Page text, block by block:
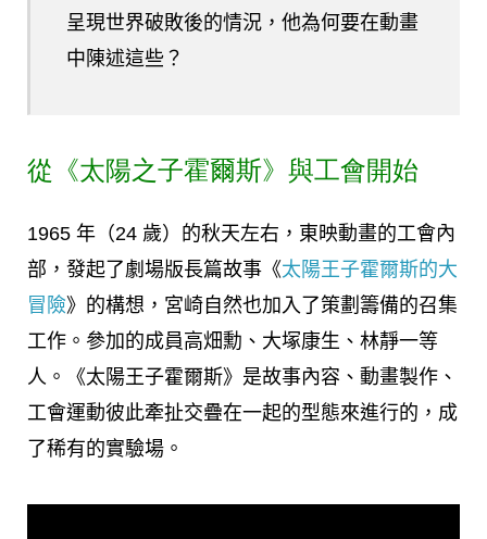
呈現世界破敗後的情況，他為何要在動畫
中陳述這些？
從《太陽之子霍爾斯》與工會開始
1965 年（24 歲）的秋天左右，東映動畫的工會內
部，發起了劇場版長篇故事《太陽王子霍爾斯的大
冒險》的構想，宮崎自然也加入了策劃籌備的召集
工作。參加的成員高畑勳、大塚康生、林靜一等
人。《太陽王子霍爾斯》是故事內容、動畫製作、
工會運動彼此牽扯交疊在一起的型態來進行的，成
了稀有的實驗場。